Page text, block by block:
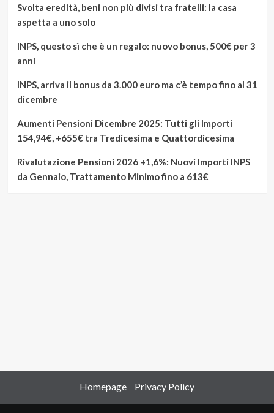
Svolta eredità, beni non più divisi tra fratelli: la casa
aspetta a uno solo
INPS, questo sì che è un regalo: nuovo bonus, 500€ per 3
anni
INPS, arriva il bonus da 3.000 euro ma c’è tempo fino al 31
dicembre
Aumenti Pensioni Dicembre 2025: Tutti gli Importi
154,94€, +655€ tra Tredicesima e Quattordicesima
Rivalutazione Pensioni 2026 +1,6%: Nuovi Importi INPS
da Gennaio, Trattamento Minimo fino a 613€
Homepage Privacy Policy